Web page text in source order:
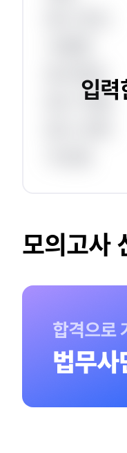
입
응시번호
응시 직렬
모의고사